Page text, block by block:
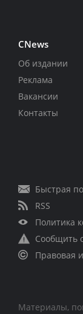
CNews
Об издании
Реклама
Вакансии
Контакты
Быстрая
RSS
Политика
Сообщить
Правовая
Материалы,